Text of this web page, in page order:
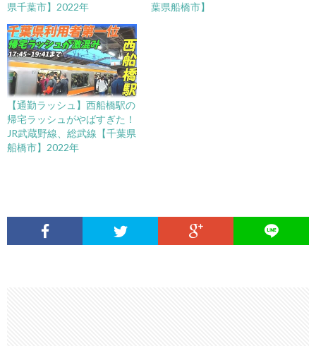
県千葉市】2022年
葉県船橋市】
【通勤ラッシュ】西船橋駅の
帰宅ラッシュがやばすぎた！
JR武蔵野線、総武線【千葉県
船橋市】2022年